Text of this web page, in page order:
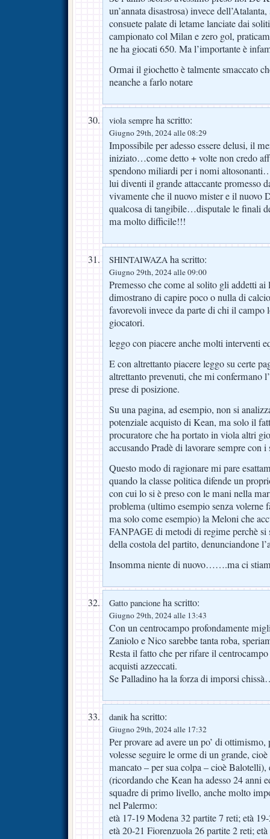
un’annata disastrosa) invece
consuete palate di letame lanciate dai
campionato col Milan e zero gol,
ne ha giocati 650. Ma l’importante è
Ormai il giochetto è talmente smaccato
neanche a farlo notare
viola sempre ha scritto:
Giugno 29th, 2024 alle 08:29
Impossibile per adesso essere delusi, il
iniziato…come detto + volte non credo
spendono miliardi per i nomi
lui diventi il grande attaccante promesso
vivamente che il nuovo mister e il nuovo
qualcosa di tangibile…disputale le finali
ma molto difficile!!!
SHINTAIWAZA ha scritto:
Giugno 29th, 2024 alle 09:00
Premesso che come al solito gli addetti
dimostrano di capire poco o nulla di
favorevoli invece da parte di chi il campo
giocatori.
leggo con piacere anche molti interventi
E con altrettanto piacere leggo su certe
altrettanto prevenuti, che mi confermano
prese di posizione.
Su una pagina, ad esempio, non si
potenziale acquisto di Kean, ma solo il
procuratore che ha portato in viola altri
accusando Pradè di lavorare sempre con
Questo modo di ragionare mi pare
quando la classe politica difende un
con cui lo si è preso con le mani nella
problema (ultimo esempio senza volerne
ma solo come esempio) la Meloni che
FANPAGE di metodi di regime perchè
della costola del partito, denunciandone
Insomma niente di nuovo…….ma ci
Gatto pancione ha scritto:
Giugno 29th, 2024 alle 13:43
Con un centrocampo profondamente
Zaniolo e Nico sarebbe tanta roba,
Resta il fatto che per rifare il
acquisti azzeccati.
Se Palladino ha la forza di imporsi
danik ha scritto:
Giugno 29th, 2024 alle 17:32
Per provare ad avere un po’ di ottimismo,
volesse seguire le orme di un grande,
mancato – per sua colpa – cioè
(ricordando che Kean ha adesso 24 anni
squadre di primo livello, anche molto
nel Palermo:
età 17-19 Modena 32 partite 7 reti; età
età 20-21 Fiorenzuola 26 partite 2 reti;